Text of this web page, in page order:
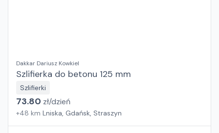
Dakkar Dariusz Kowkiel
Szlifierka do betonu 125 mm
Szlifierki
73.80 zł/dzień
+48 km Lniska, Gdańsk, Straszyn